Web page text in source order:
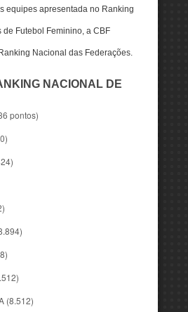
equipes apresentada no Ranking
de Futebol Feminino, a CBF
Nacional das Federações.
NACIONAL DE
pontos)
(8.512)